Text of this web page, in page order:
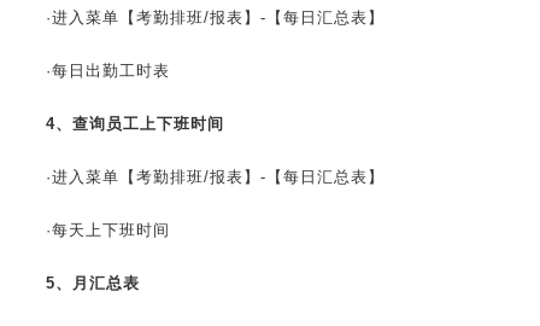
·进入菜单【考勤排班/报表】-【每日汇总表】
·每日出勤工时表
4、查询员工上下班时间
·进入菜单【考勤排班/报表】-【每日汇总表】
·每天上下班时间
5、月汇总表